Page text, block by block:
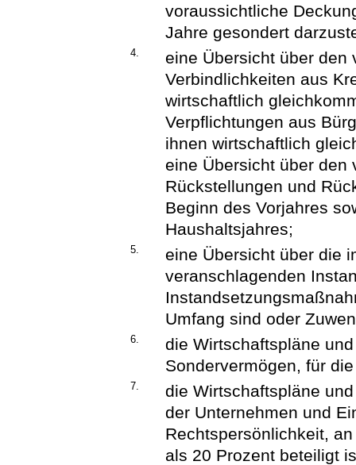
voraussichtliche
Jahre gesondert
4.
eine Übersicht über den
Verbindlichkeiten aus
wirtschaftlich
Verpflichtungen aus
ihnen wirtschaftlich
eine Übersicht über den
Rückstellungen und
Beginn des Vorjahres
Haushaltsjahres;
5.
eine Übersicht über die
veranschlagenden
Umfang sind oder
6.
die Wirtschaftspläne
Sondervermögen, für
7.
die Wirtschaftspläne
der Unternehmen und
Rechtspersönlichkeit,
als 20 Prozent beteiligt